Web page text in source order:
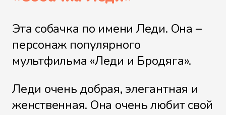
Эта собачка по имени Леди. Она –
персонаж популярного
мультфильма «Леди и Бродяга».
Леди очень добрая, элегантная и
женственная. Она очень любит свой